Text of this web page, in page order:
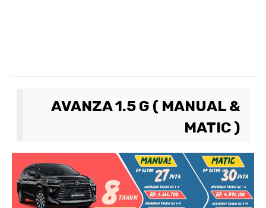
AVANZA 1.5 G ( MANUAL &
MATIC )